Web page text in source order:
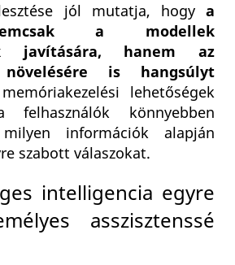
jól mutatja, hogy a
a modellek
javítására, hanem az
is hangsúlyt
lehetőségek
felhasználók könnyebben
információk alapján
szabott válaszokat.
intelligencia egyre
asszisztenssé